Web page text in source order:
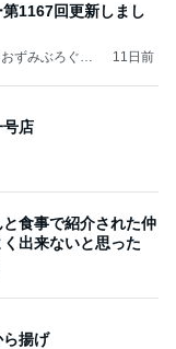
1167回更新しまし
ずみぶろぐ」
11日前
号店
食事で紹介された仲
出来ないと思った
揚げ